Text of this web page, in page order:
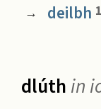
→ deilbh 1
dlúth in